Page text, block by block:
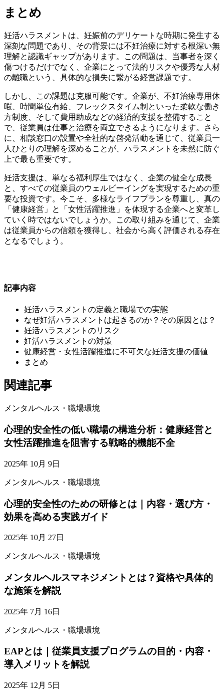
まとめ
妊活ハラスメントは、妊娠前のデリケートな時期に発生する
深刻な問題であり、その背景には不妊治療に対する根深い無
理解と認識ギャップがあります。この問題は、当事者を深く
傷つけるだけでなく、企業にとって法的リスクや優秀な人材
の離職という、具体的な損失に繋がる経営課題です。
しかし、この課題は克服可能です。企業が、不妊治療専用休
暇、時間単位有給、フレックスタイム制といった柔軟な働き
方制度、そして費用助成などの経済的支援を整備すること
で、従業員は仕事と治療を両立できるようになります。さら
に、相談窓口の設置や全社的な啓発活動を通じて、従業員一
人ひとりの理解を深めることが、ハラスメントを未然に防ぐ
上で最も重要です。
妊活支援は、単なる福利厚生ではなく、企業の健全な成長
と、すべての従業員のウェルビーイングを実現するための重
要な投資です。今こそ、多様なライフプランを尊重し、真の
「健康経営」と「女性活躍推進」を体現する企業へと変革し
ていく時ではないでしょうか。この取り組みを通じて、企業
は従業員からの信頼を獲得し、社会から高く評価される存在
となるでしょう。
記事内容
妊活ハラスメントの定義と職場での実態
なぜ妊活ハラスメントは起きるのか？その原因とは？
妊活ハラスメントのリスク
妊活ハラスメントの対策
健康経営・女性活躍推進に不可欠な妊活支援の価値
まとめ
関連記事
メンタルヘルス・職場環境
心理的安全性の低い職場の構造分析：健康経営と
女性活躍推進を阻害する戦略的機能不全
2025年 10月 9日
メンタルヘルス・職場環境
心理的安全性のための研修とは｜内容・選び方・
効果を高める実践ガイド
2025年 10月 27日
メンタルヘルス・職場環境
メンタルヘルスマネジメントとは？資格や具体的
な施策を解説
2025年 7月 16日
メンタルヘルス・職場環境
EAPとは｜従業員支援プログラムの目的・内容・
導入メリットを解説
2025年 12月 5日